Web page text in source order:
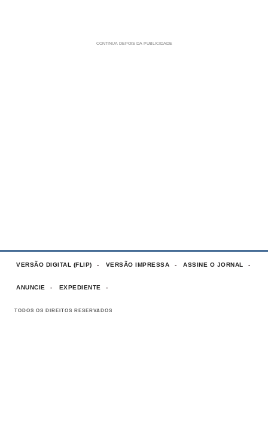
VERSÃO DIGITAL (FLIP) VERSÃO IMPRESSA ASSINE O JORNAL
ANUNCIE EXPEDIENTE
TODOS OS DIREITOS RESERVADOS